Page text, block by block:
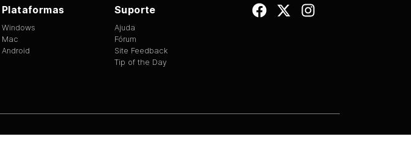
Plataformas
Windows
Mac
Android
Suporte
Ajuda
Fórum
Site Feedback
Tip of the Day